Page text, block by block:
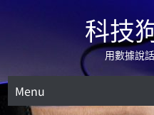
科技
用數據說
Menu